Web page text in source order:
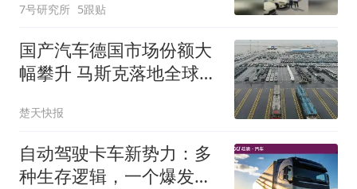
7号研究所 5跟贴
国产汽车德国市场份额大
幅攀升 马斯克落地全球最
宣蔚来全新120度三元电
池
楚天快报
自动驾驶卡车新势力：多
种生存逻辑，一个爆发前